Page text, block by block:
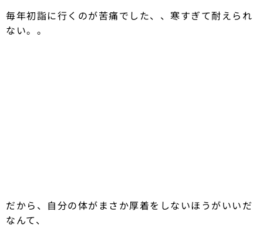
毎年初詣に行くのが苦痛でした、、寒すぎて耐えられ
ない。。
だから、自分の体がまさか厚着をしないほうがいいだ
なんて、